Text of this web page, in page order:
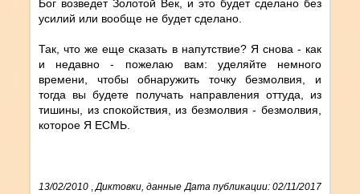
Бог возведет Золотой Век, и это будет сделано без
усилий или вообще не будет сделано.
Так, что же еще сказать в напутствие? Я снова - как
и недавно - пожелаю вам: уделяйте немного
времени, чтобы обнаружить точку безмолвия, и
тогда вы будете получать направления оттуда, из
тишины, из спокойствия, из безмолвия - безмолвия,
которое Я ЕСМЬ.
13/02/2010 Дата публикации: 02/11/2017
,Диктовки, данные